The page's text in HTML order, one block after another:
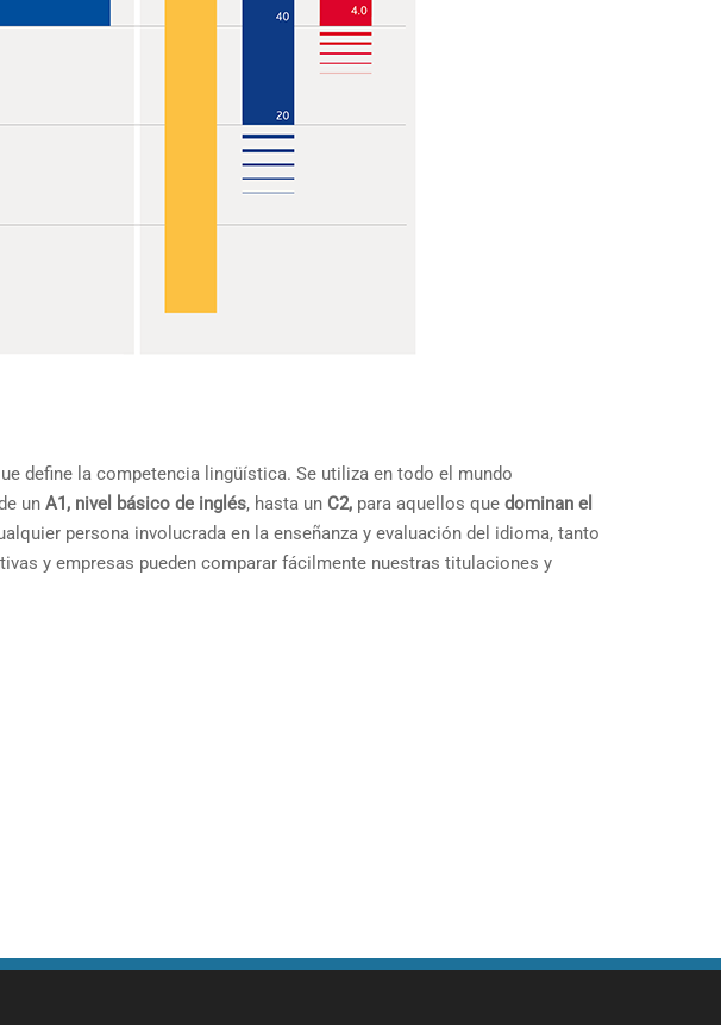
define la competencia lingüística. Se utiliza en todo el mundo
un A1, nivel básico de inglés, hasta un C2, para aquellos que dominan el
persona involucrada en la enseñanza y evaluación del idioma, tanto
y empresas pueden comparar fácilmente nuestras titulaciones y